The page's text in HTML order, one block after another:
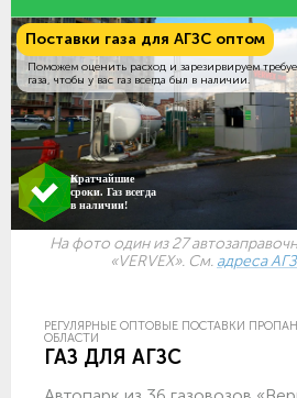
Поставки газа для АГЗС оптом
Поможем оценить расход и зарезирвируем
газа, чтобы у вас газ всегда был в наличии.
Кратчайшие
сроки. Газ всегда
в наличии!
На фото один из 27
«VERVEX». См. адреса
РЕГУЛЯРНЫЕ ОПТОВЫЕ ПОСТАВКИ
ОБЛАСТИ
ГАЗ ДЛЯ АГЗС